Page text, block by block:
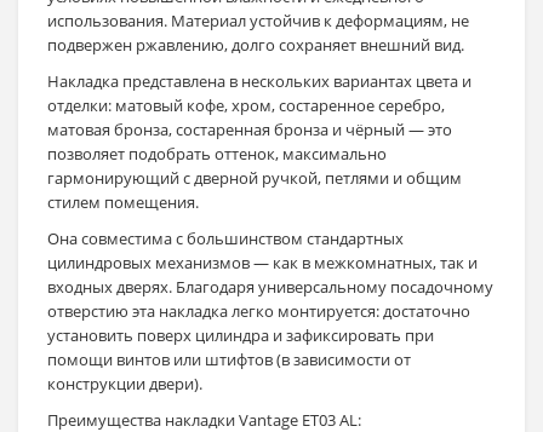
использования. Материал устойчив к деформациям, не
подвержен ржавлению, долго сохраняет внешний вид.
Накладка представлена в нескольких вариантах цвета и
отделки: матовый кофе, хром, состаренное серебро,
матовая бронза, состаренная бронза и чёрный — это
позволяет подобрать оттенок, максимально
гармонирующий с дверной ручкой, петлями и общим
стилем помещения.
Она совместима с большинством стандартных
цилиндровых механизмов — как в межкомнатных, так и
входных дверях. Благодаря универсальному посадочному
отверстию эта накладка легко монтируется: достаточно
установить поверх цилиндра и зафиксировать при
помощи винтов или штифтов (в зависимости от
конструкции двери).
Преимущества накладки Vantage ET03 AL: